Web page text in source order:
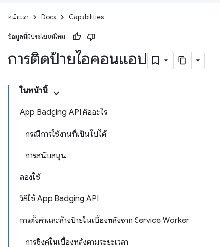
หน้าแรก Docs Capabilities
ข้อมูลนี้มีประโยชน์ไหม
การติดป้ายไอคอนแอป
ในหน้านี้
App Badging API คืออะไร
กรณีการใช้งานที่เป็นไปได้
การสนับสนุน
ลองใช้
วิธีใช้ App Badging API
การตั้งค่าและล้างป้ายในเบื้องหลังจาก Service Worker
การซิงค์ในเบื้องหลังตามระยะเวลา